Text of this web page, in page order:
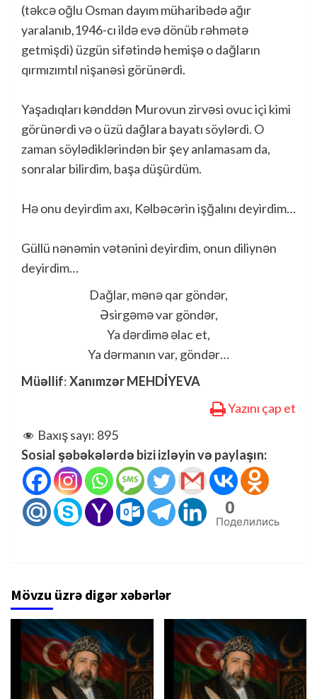
(təkcə oğlu Osman dayım müharibədə ağır
yaralanıb,1946-cı ildə evə dönüb rəhmətə
getmişdi) üzgün sifətində hemişə o dağların
qırmızımtıl nişanəsi görünərdi.
Yaşadıqları kənddən Murovun zirvəsi ovuc içi kimi
görünərdi və o üzü dağlara bayatı söylərdi. O
zaman söylədiklərindən bir şey anlamasam da,
sonralar bilirdim, başa düşürdüm.
Hə onu deyirdim axı, Kəlbəcərin işğalını deyirdim…
Güllü nənəmin vətənini deyirdim, onun diliynən
deyirdim…
Dağlar, mənə qar göndər,
Əsirgəmə var göndər,
Ya dərdimə əlac et,
Ya dərmanın var, göndər…
Müəllif:Xanımzər MEHDİYEVA
Yazını çap et
Baxış sayı: 895
Sosial şəbəkələrdə bizi izləyin və paylaşın:
0
Поделились
Mövzu üzrə digər xəbərlər